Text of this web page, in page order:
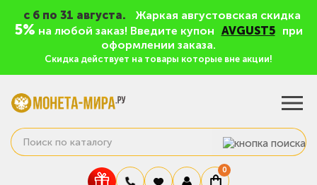
c 6 по 31 августа. Жаркая августовская скидка
5% на любой заказ! Введите купон AVGUST5
при
оформлении заказа.
Скидка действует на товары которые вне акции!
0